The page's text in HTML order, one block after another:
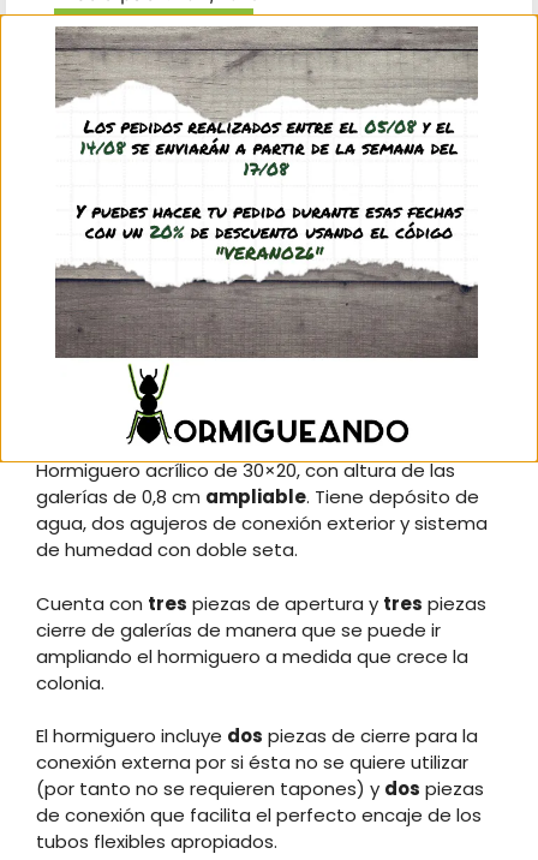
Comprar pack
Este producto: Antmeta H30x20 Seta Amp Placa
COLOR Color: Rojo-52,95€ (IVA incl.)
Tubos flexibles Medidas: 12/10 mm -0,80€ (IVA incl.)
Filtros para modelos tipo seta Modelo
hormiguero: H30x20 S Placa-10,45 € (IVA incl.)
Descripción
Información adicional
Valoraciones (0)
Hormiguero acrílico de 30×20, con altura de las
galerías de 0,8 cm ampliable. Tiene depósito de
agua, dos agujeros de conexión exterior y sistema
de humedad con doble seta.
Cuenta con tres piezas de apertura y tres piezas
cierre de galerías de manera que se puede ir
ampliando el hormiguero a medida que crece la
colonia.
El hormiguero incluye dos piezas de cierre para la
conexión externa por si ésta no se quiere utilizar
(por tanto no se requieren tapones) y dos piezas
de conexión que facilita el perfecto encaje de los
tubos flexibles apropiados.